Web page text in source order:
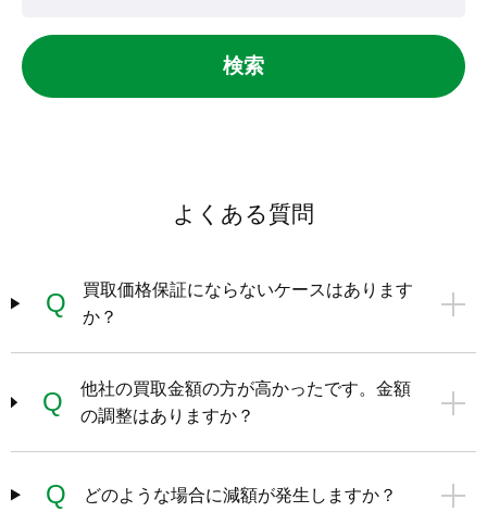
検索
よくある質問
Q
買取価格保証にならないケースはあります
か？
Q
他社の買取金額の方が高かったです。金額
の調整はありますか？
Q どのような場合に減額が発生しますか？